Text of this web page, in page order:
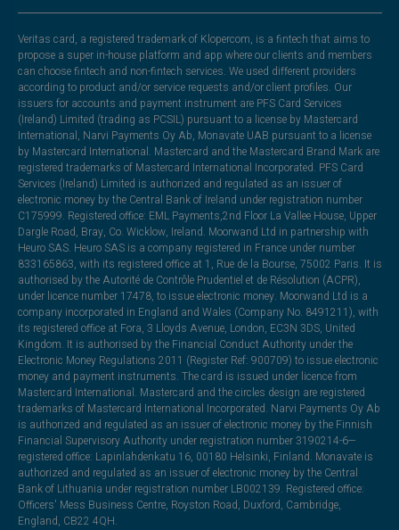
Veritas card, a registered trademark of Klopercom, is a fintech that aims to
propose a super in-house platform and app where our clients and members
can choose fintech and non-fintech services. We used different providers
according to product and/or service requests and/or client profiles. Our
issuers for accounts and payment instrument are PFS Card Services
(Ireland) Limited (trading as PCSIL) pursuant to a license by Mastercard
International, Narvi Payments Oy Ab, Monavate UAB pursuant to a license
by Mastercard International. Mastercard and the Mastercard Brand Mark are
registered trademarks of Mastercard International Incorporated. PFS Card
Services (Ireland) Limited is authorized and regulated as an issuer of
electronic money by the Central Bank of Ireland under registration number
C175999. Registered office: EML Payments,2nd Floor La Vallee House, Upper
Dargle Road, Bray, Co. Wicklow, Ireland. Moorwand Ltd in partnership with
Heuro SAS. Heuro SAS is a company registered in France under number
833165863, with its registered office at 1, Rue de la Bourse, 75002 Paris. It is
authorised by the Autorité de Contrôle Prudentiel et de Résolution (ACPR),
under licence number 17478, to issue electronic money. Moorwand Ltd is a
company incorporated in England and Wales (Company No. 8491211), with
its registered office at Fora, 3 Lloyds Avenue, London, EC3N 3DS, United
Kingdom. It is authorised by the Financial Conduct Authority under the
Electronic Money Regulations 2011 (Register Ref: 900709) to issue electronic
money and payment instruments. The card is issued under licence from
Mastercard International. Mastercard and the circles design are registered
trademarks of Mastercard International Incorporated. Narvi Payments Oy Ab
is authorized and regulated as an issuer of electronic money by the Finnish
Financial Supervisory Authority under registration number 3190214-6—
registered office: Lapinlahdenkatu 16, 00180 Helsinki, Finland. Monavate is
authorized and regulated as an issuer of electronic money by the Central
Bank of Lithuania under registration number LB002139. Registered office:
Officers' Mess Business Centre, Royston Road, Duxford, Cambridge,
England, CB22 4QH.